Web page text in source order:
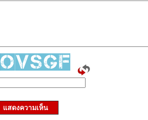
แสดงความเห็น